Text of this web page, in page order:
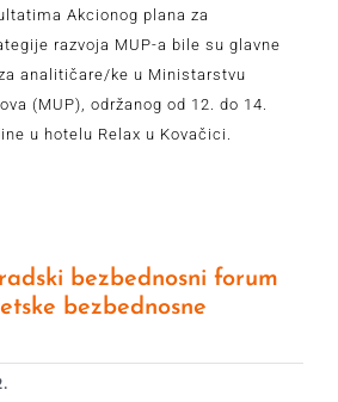
Akcionog plana za
razvoja MUP-a bile su glavne
analitičare/ke u Ministarstvu
(MUP), održanog od 12. do 14.
u hotelu Relax u Kovačici.
bezbednosni forum
bezbednosne